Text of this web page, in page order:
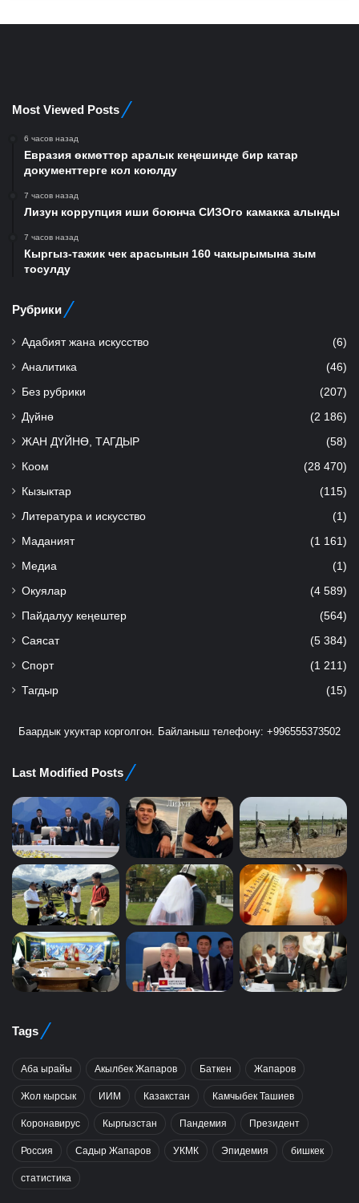
Most Viewed Posts
6 часов назад
Евразия өкмөттөр аралык кеңешинде бир катар
документтерге кол коюлду
7 часов назад
Лизун коррупция иши боюнча СИЗОго камакка алынды
7 часов назад
Кыргыз-тажик чек арасынын 160 чакырымына зым
тосулду
Рубрики
Адабият жана искусство (6)
Аналитика (46)
Без рубрики (207)
Дүйнө (2 186)
ЖАН ДҮЙНӨ, ТАГДЫР (58)
Коом (28 470)
Кызыктар (115)
Литература и искусство (1)
Маданият (1 161)
Медиа (1)
Окуялар (4 589)
Пайдалуу кеңештер (564)
Саясат (5 384)
Спорт (1 211)
Тагдыр (15)
Баардык укуктар корголгон. Байланыш телефону: +996555373502
Last Modified Posts
Tags
Аба ырайы Акылбек Жапаров Баткен Жапаров
Жол кырсык ИИМ Казакстан Камчыбек Ташиев
Коронавирус Кыргызстан Пандемия Президент
Россия Садыр Жапаров УКМК Эпидемия бишкек
статистика